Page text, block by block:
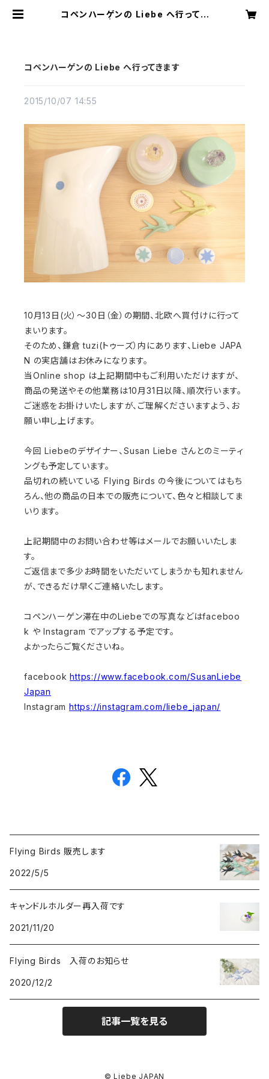
コペンハーゲンの Liebe へ行ってき
コペンハーゲンの Liebe へ行ってきます
2015/10/07 14:55
10月13日(火）～30日（金）の期間、北欧へ買付けに行って
まいります。
そのため、鎌倉 tuzi(トゥーズ）内にあります、Liebe JAPA
N の実店舗はお休みになります。
当Online shop は上記期間中もご利用いただけますが、
商品の発送やその他業務は10月31日以降、順次行います。
ご迷惑をお掛けいたしますが、ご理解くださいますよう、お
願い申し上げます。
今回 Liebeのデザイナー、Susan Liebe さんとのミーティ
ングも予定しています。
品切れの続いている Flying Birds の今後についてはもち
ろん、他の商品の日本での販売について、色々と相談してま
いります。
上記期間中のお問い合わせ等はメールでお願いいたしま
す。
ご返信まで多少お時間をいただいてしまうかも知れません
が、できるだけ早くご連絡いたします。
コペンハーゲン滞在中のLiebeでの写真などはfaceboo
k や Instagram でアップする予定です。
よかったらご覧くださいね。
facebookhttps://www.facebook.com/SusanLiebe
Japan
Instagram https://instagram.com/liebe_japan/
Flying Birds 販売します
2022/5/5
キャンドルホルダー再入荷です
2021/11/20
Flying Birds 入荷のお知らせ
2020/12/2
記事一覧を見る
© Liebe JAPAN